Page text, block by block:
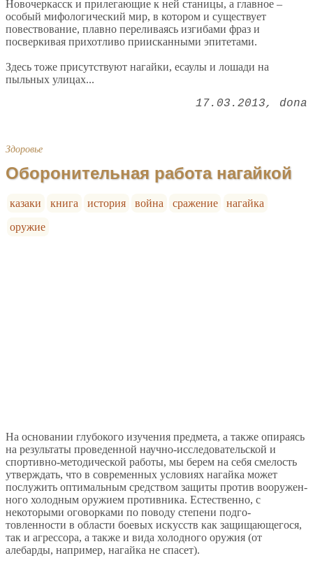
Новочеркасск и прилегающие к ней станицы, а главное –
особый мифологический мир, в котором и существует
повествование, плавно переливаясь изгибами фраз и
посверкивая прихотливо приисканными эпитетами.
Здесь тоже присутствуют нагайки, есаулы и лошади на
пыльных улицах...
17.03.2013 dona
Здоровье
Оборонительная работа нагайкой
казаки книга история война сражение
нагайка
оружие
На основании глубокого изучения предмета, а также опираясь
на результаты проведенной науч­но-исследовательской и
спортивно-методической работы, мы берем на себя смелость
утверждать, что в современных условиях нагайка может
послужить оптимальным средством защиты против вооружен­
ного холодным оружием противника. Естественно, с
некоторыми оговорками по поводу степени подго­
товленности в области боевых искусств как защи­щающегося,
так и агрессора, а также и вида холод­ного оружия (от
алебарды, например, нагайка не спа­сет).